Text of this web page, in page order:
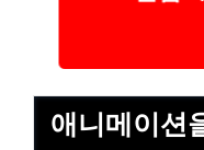
애니메이션